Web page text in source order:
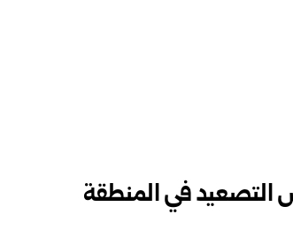
التصعيد في المنطقة